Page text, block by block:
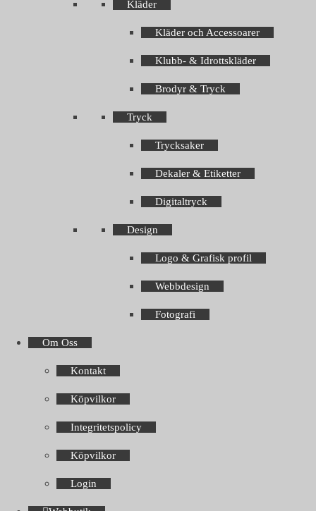
Kläder
Kläder och Accessoarer
Klubb- & Idrottskläder
Brodyr & Tryck
Tryck
Trycksaker
Dekaler & Etiketter
Digitaltryck
Design
Logo & Grafisk profil
Webbdesign
Fotografi
Om Oss
Kontakt
Köpvilkor
Integritetspolicy
Köpvilkor
Login